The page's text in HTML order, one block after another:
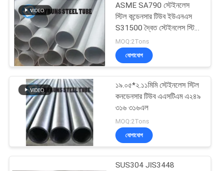
ASME SA790 স্টেইনলেস
স্টিল কন্ডেনসার টিউব ইউএনএস
S31500 দ্বৈত স্টেইনলেস স্টিল
পাইপ
MOQ:2Tons
যোগাযোগ
১৯.০৫*২.১১মিমি স্টেইনলেস স্টিল
কনডেনসার টিউব এএসটিএম এ২৪৯
৩১৬ ৩১৬এল
MOQ:2Tons
যোগাযোগ
SUS304 JIS3448